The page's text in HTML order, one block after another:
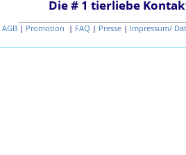
Die # 1 tierliebe
AGB | Promotion | FAQ | Presse | Impressum/